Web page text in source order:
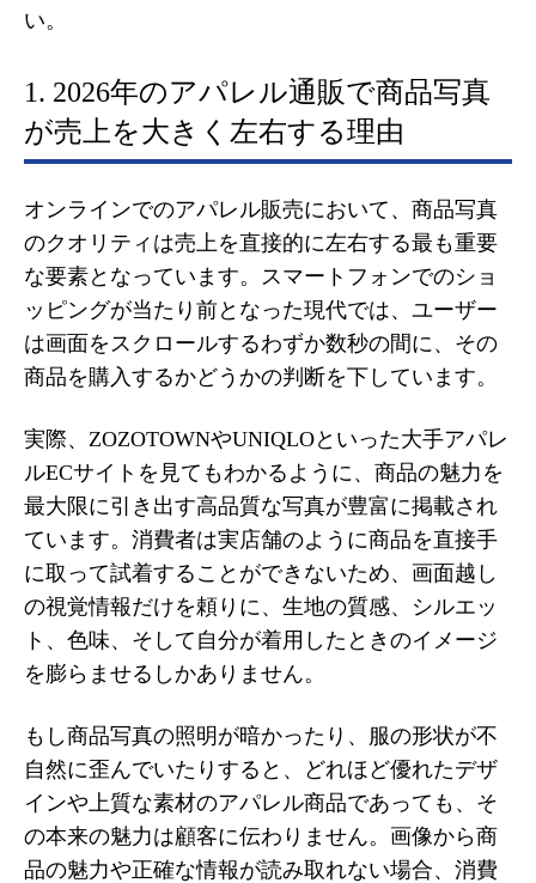
い。
1. 2026年のアパレル通販で商品写真
が売上を大きく左右する理由
オンラインでのアパレル販売において、商品写真
のクオリティは売上を直接的に左右する最も重要
な要素となっています。スマートフォンでのショ
ッピングが当たり前となった現代では、ユーザー
は画面をスクロールするわずか数秒の間に、その
商品を購入するかどうかの判断を下しています。
実際、ZOZOTOWNやUNIQLOといった大手アパレ
ルECサイトを見てもわかるように、商品の魅力を
最大限に引き出す高品質な写真が豊富に掲載され
ています。消費者は実店舗のように商品を直接手
に取って試着することができないため、画面越し
の視覚情報だけを頼りに、生地の質感、シルエッ
ト、色味、そして自分が着用したときのイメージ
を膨らませるしかありません。
もし商品写真の照明が暗かったり、服の形状が不
自然に歪んでいたりすると、どれほど優れたデザ
インや上質な素材のアパレル商品であっても、そ
の本来の魅力は顧客に伝わりません。画像から商
品の魅力や正確な情報が読み取れない場合、消費